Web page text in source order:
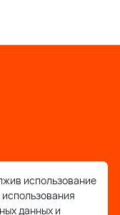
использование
данных и